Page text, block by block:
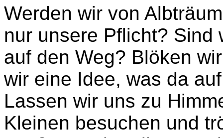
Werden wir von
nur unsere Pflicht? Sind
auf den Weg? Blöken
wir eine Idee, was da
Lassen wir uns zu
Kleinen besuchen und